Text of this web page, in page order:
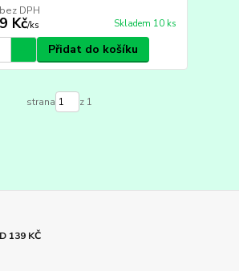
Kč/ks
bez DPH
Skladem 10 ks
Přidat do košíku
strana z 1
139 KČ